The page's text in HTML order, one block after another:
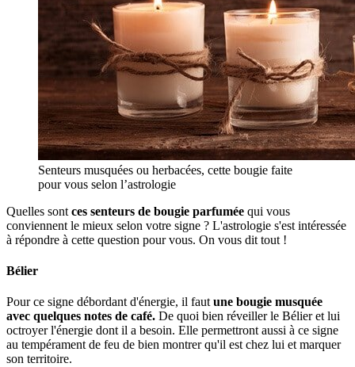
Senteurs musquées ou herbacées, cette bougie faite
pour vous selon l’astrologie
Quelles sont ces senteurs de bougie parfumée qui vous
conviennent le mieux selon votre signe ? L'astrologie s'est intéressée
à répondre à cette question pour vous. On vous dit tout !
Bélier
Pour ce signe débordant d'énergie, il faut une bougie musquée
avec quelques notes de café. De quoi bien réveiller le Bélier et lui
octroyer l'énergie dont il a besoin. Elle permettront aussi à ce signe
au tempérament de feu de bien montrer qu'il est chez lui et marquer
son territoire.